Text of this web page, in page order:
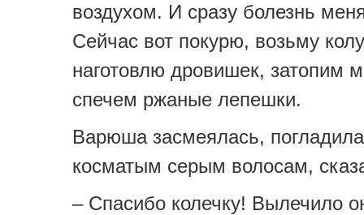
воздухом. И сразу болезнь
Сейчас вот покурю, возьму
наготовлю дровишек, затопим
спечем ржаные лепешки.
Варюша засмеялась,
косматым серым волосам,
– Спасибо колечку! Вылечило